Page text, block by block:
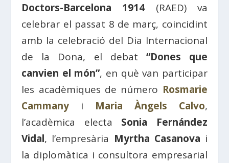
Doctors-Barcelona 1914 (RAED) va
celebrar el passat 8 de març, coincidint
amb la celebració del Dia Internacional
de la Dona, el debat “Dones que
canvien el món”, en què van participar
les acadèmiques de número Rosmarie
Cammany i Maria Àngels Calvo,
l’acadèmica electa Sonia Fernández
Vidal, l’empresària Myrtha Casanova i
la diplomàtica i consultora empresarial